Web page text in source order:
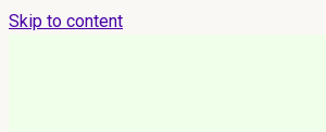
Skip to content